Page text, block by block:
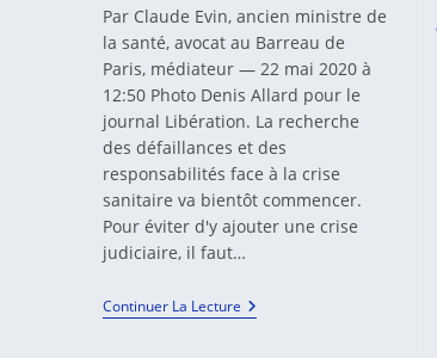
la
publication :
Par Claude Evin, ancien ministre de
la santé, avocat au Barreau de
Paris, médiateur — 22 mai 2020 à
12:50 Photo Denis Allard pour le
journal Libération. La recherche
des défaillances et des
responsabilités face à la crise
sanitaire va bientôt commencer.
Pour éviter d'y ajouter une crise
judiciaire, il faut…
Continuer La LectureTRIBUNE
Justice